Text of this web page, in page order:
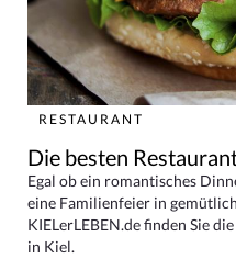
RESTAURANT
Die besten
Egal ob ein romantisches
eine Familienfeier in
KIELerLEBEN.de finden Sie
in Kiel.